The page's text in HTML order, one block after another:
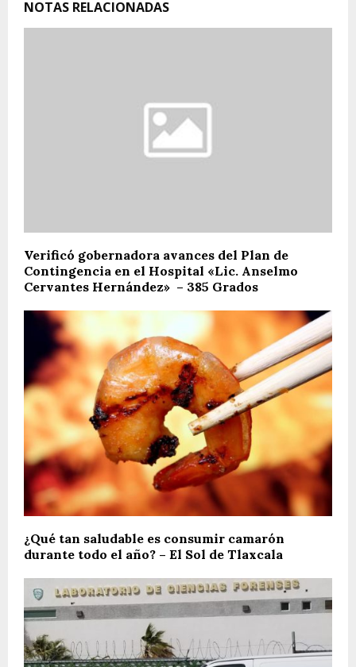
NOTAS RELACIONADAS
Verificó gobernadora avances del Plan de
Contingencia en el Hospital «Lic. Anselmo
Cervantes Hernández» – 385 Grados
¿Qué tan saludable es consumir camarón
durante todo el año? – El Sol de Tlaxcala